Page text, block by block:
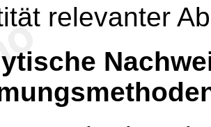
relevanter